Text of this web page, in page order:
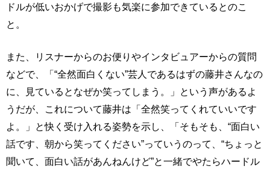
ドルが低いおかげで撮影も気楽に参加できているとのこ
と。
また、リスナーからのお便りやインタビュアーからの質問
などで、「“全然面白くない”芸人であるはずの藤井さんなの
に、見ているとなぜか笑ってしまう。」という声があるよ
うだが、これについて藤井は「全然笑ってくれていいです
よ。」と快く受け入れる姿勢を示し、「そもそも、“面白い
話です、朝から笑ってください”っていうのって、“ちょっと
聞いて、面白い話があんねんけど”と一緒でやたらハードル